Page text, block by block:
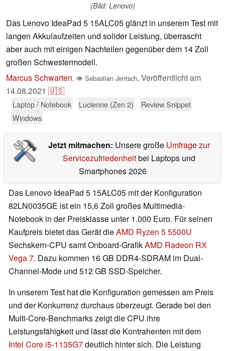
(Bild: Lenovo)
Das Lenovo IdeaPad 5 15ALC05 glänzt in unserem Test mit
langen Akkulaufzeiten und solider Leistung, überrascht
aber auch mit einigen Nachteilen gegenüber dem 14 Zoll
großen Schwestermodell.
Marcus Schwarten, 👁 Sebastian Jentsch, Veröffentlicht am
14.08.2021 🇺🇸
Laptop / Notebook Lucienne (Zen 2)
Review Snippet
Windows
Jetzt mitmachen: Unsere große Umfrage zur
Servicezufriedenheitbei Laptops und
Smartphones 2026
Das Lenovo IdeaPad 5 15ALC05 mit der Konfiguration
82LN0035GE ist ein 15,6 Zoll großes Multimedia-
Notebook in der Preisklasse unter 1.000 Euro. Für seinen
Kaufpreis bietet das Gerät dieAMD Ryzen 5 5500U
Sechskern-CPU samt Onboard-GrafikAMD Radeon RX
Vega 7. Dazu kommen 16 GB DDR4-SDRAM im Dual-
Channel-Mode und 512 GB SSD-Speicher.
In unserem Test hat die Konfiguration gemessen am Preis
und der Konkurrenz durchaus überzeugt. Gerade bei den
Multi-Core-Benchmarks zeigt die CPU ihre
Leistungsfähigkeit und lässt die Kontrahenten mit dem
Intel Core i5-1135G7deutlich hinter sich. Die Leistung